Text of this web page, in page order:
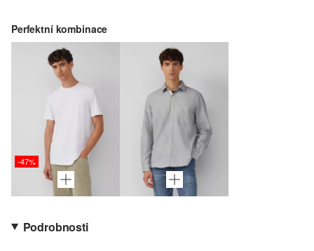
Perfektní kombinace
-47%
Podrobnosti